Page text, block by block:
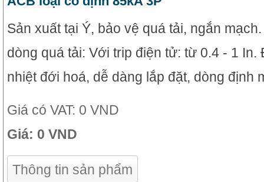
Sản xuất tại Ý, bảo vệ quá tải, ngắn
dòng quá tải: Với trip điện tử: từ 0.4 - 1
nhiệt đới hoá, dễ dàng lắp đặt, dòng định
Giá có VAT: 0 VND
Giá: 0 VND
Thông tin sản phẩm